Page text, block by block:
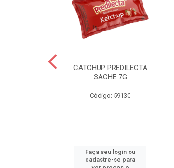
CATCHUP PREDILECTA
SACHE 7G
Código: 59130
Faça seu login ou
cadastre-se para